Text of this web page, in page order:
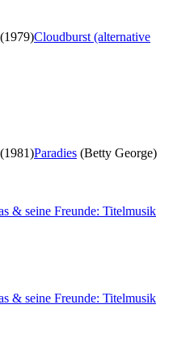
(1979)Cloudburst (alternative
(1981)Paradies (Betty George)
& seine Freunde: Titelmusik
& seine Freunde: Titelmusik